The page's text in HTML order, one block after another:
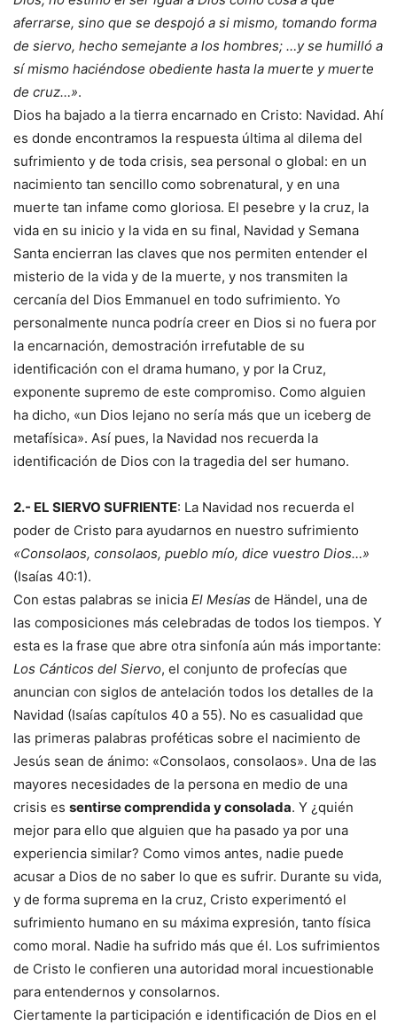
aferrarse, sino que se despojó a si mismo, tomando forma
de siervo, hecho semejante a los hombres; …y se humilló a
sí mismo haciéndose obediente hasta la muerte y muerte
de cruz…».
Dios ha bajado a la tierra encarnado en Cristo: Navidad. Ahí
es donde encontramos la respuesta última al dilema del
sufrimiento y de toda crisis, sea personal o global: en un
nacimiento tan sencillo como sobrenatural, y en una
muerte tan infame como gloriosa. El pesebre y la cruz, la
vida en su inicio y la vida en su final, Navidad y Semana
Santa encierran las claves que nos permiten entender el
misterio de la vida y de la muerte, y nos transmiten la
cercanía del Dios Emmanuel en todo sufrimiento. Yo
personalmente nunca podría creer en Dios si no fuera por
la encarnación, demostración irrefutable de su
identificación con el drama humano, y por la Cruz,
exponente supremo de este compromiso. Como alguien
ha dicho, «un Dios lejano no sería más que un iceberg de
metafísica». Así pues, la Navidad nos recuerda la
identificación de Dios con la tragedia del ser humano.
2.- EL SIERVO SUFRIENTE: La Navidad nos recuerda el
poder de Cristo para ayudarnos en nuestro sufrimiento
«Consolaos, consolaos, pueblo mío, dice vuestro Dios…»
(Isaías 40:1).
Con estas palabras se inicia El Mesías de Händel, una de
las composiciones más celebradas de todos los tiempos. Y
esta es la frase que abre otra sinfonía aún más importante:
Los Cánticos del Siervo, el conjunto de profecías que
anuncian con siglos de antelación todos los detalles de la
Navidad (Isaías capítulos 40 a 55). No es casualidad que
las primeras palabras proféticas sobre el nacimiento de
Jesús sean de ánimo: «Consolaos, consolaos». Una de las
mayores necesidades de la persona en medio de una
crisis es sentirse comprendida y consolada. Y ¿quién
mejor para ello que alguien que ha pasado ya por una
experiencia similar? Como vimos antes, nadie puede
acusar a Dios de no saber lo que es sufrir. Durante su vida,
y de forma suprema en la cruz, Cristo experimentó el
sufrimiento humano en su máxima expresión, tanto física
como moral. Nadie ha sufrido más que él. Los sufrimientos
de Cristo le confieren una autoridad moral incuestionable
para entendernos y consolarnos.
Ciertamente la participación e identificación de Dios en el